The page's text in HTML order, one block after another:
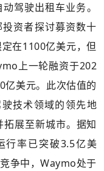
驾驶出租车业务。
资者探讨募资数十
在1100亿美元，但
上一轮融资于202
美元。此次估值的
技术领域的领先地
展至新城市。据知
行率已突破3.5亿美
争中，Waymo处于